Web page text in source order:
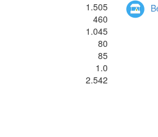
1.505
460
1.045
80
85
1.0
2.542